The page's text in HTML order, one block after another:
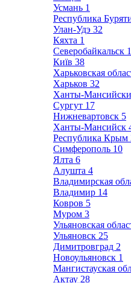
Усмань 1
Республика
Улан-Удэ 32
Кяхта 1
Северобайкальск 1
Київ 38
Харьковская
Харьков 32
Ханты-
Сургут 17
Нижневартовск 5
Ханты-Мансийск
Республика Крым
Симферополь 10
Ялта 6
Алушта 4
Владимирская
Владимир 14
Ковров 5
Муром 3
Ульяновская
Ульяновск 25
Димитровград 2
Новоульяновск 1
Мангистауская
Актау 28